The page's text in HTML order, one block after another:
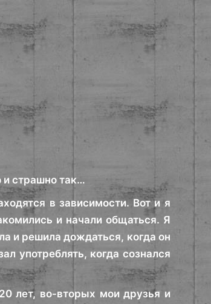
страшно так…
в зависимости. Вот и я
и начали общаться. Я
и решила дождаться, когда он
употреблять, когда сознался
лет, во-вторых мои друзья и